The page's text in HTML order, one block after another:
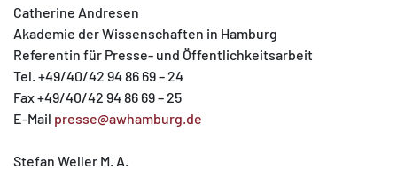
Catherine Andresen
Akademie der Wissenschaften in Hamburg
Referentin für Presse- und Öffentlichkeitsarbeit
Tel. +49/40/42 94 86 69 – 24
Fax +49/40/42 94 86 69 – 25
E-Mail presse@awhamburg.de
Stefan Weller M. A.